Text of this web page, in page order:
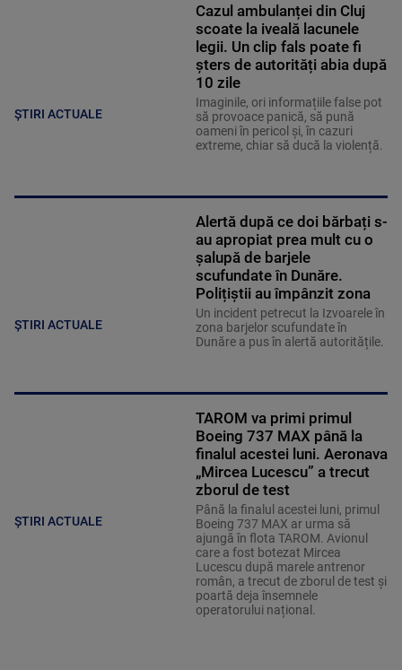
ȘTIRI ACTUALE
Cazul ambulanței din Cluj
scoate la iveală lacunele
legii. Un clip fals poate fi
șters de autorități abia după
10 zile
Imaginile, ori informațiile false pot
să provoace panică, să pună
oameni în pericol și, în cazuri
extreme, chiar să ducă la violență.
ȘTIRI ACTUALE
Alertă după ce doi bărbați s-
au apropiat prea mult cu o
șalupă de barjele
scufundate în Dunăre.
Polițiștii au împânzit zona
Un incident petrecut la Izvoarele în
zona barjelor scufundate în
Dunăre a pus în alertă autoritățile.
ȘTIRI ACTUALE
TAROM va primi primul
Boeing 737 MAX până la
finalul acestei luni. Aeronava
„Mircea Lucescu” a trecut
zborul de test
Până la finalul acestei luni, primul
Boeing 737 MAX ar urma să
ajungă în flota TAROM. Avionul
care a fost botezat Mircea
Lucescu după marele antrenor
român, a trecut de zborul de test și
poartă deja însemnele
operatorului național.